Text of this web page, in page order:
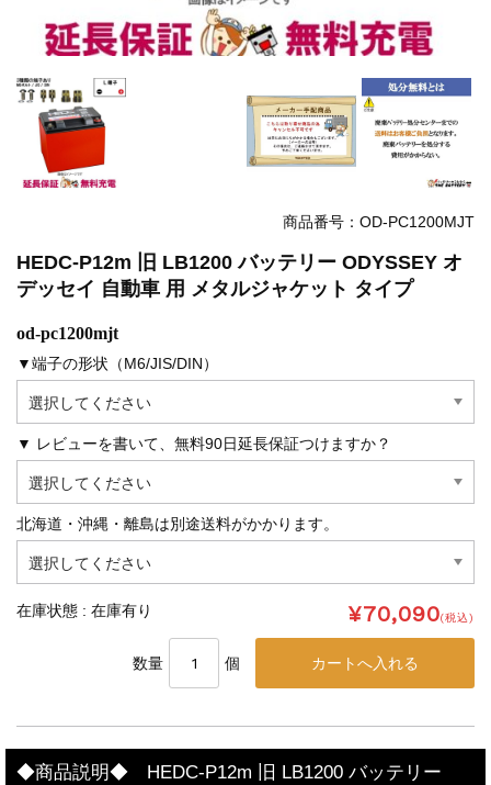
商品番号：OD-PC1200MJT
HEDC-P12m 旧 LB1200 バッテリー ODYSSEY オ
デッセイ 自動車 用 メタルジャケット タイプ
od-pc1200mjt
▼端子の形状（M6/JIS/DIN）
▼ レビューを書いて、無料90日延長保証つけますか？
北海道・沖縄・離島は別途送料がかかります。
在庫状態 : 在庫有り ¥70,090(税込)
数量 個
◆商品説明◆ HEDC-P12m 旧 LB1200 バッテリー